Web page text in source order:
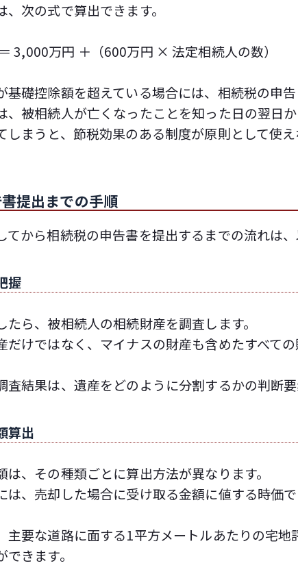
、次の式で算出できます。
3,000万円 ＋（600万円 × 法定相続人の数）
基礎控除額を超えている場合には、相続税の申告
、被相続人が亡くなったことを知った日の翌日か
しまうと、節税効果のある制度が原則として使
提出までの手順
てから相続税の申告書を提出するまでの流れは、
握
たら、被相続人の相続財産を調査します。
だけではなく、マイナスの財産も含めたすべて
査結果は、遺産をどのように分割するかの判断
算出
は、その種類ごとに算出方法が異なります。
は、売却した場合に受け取る金額に値する時価
主要な道路に面する1平方メートルあたりの宅
きます。